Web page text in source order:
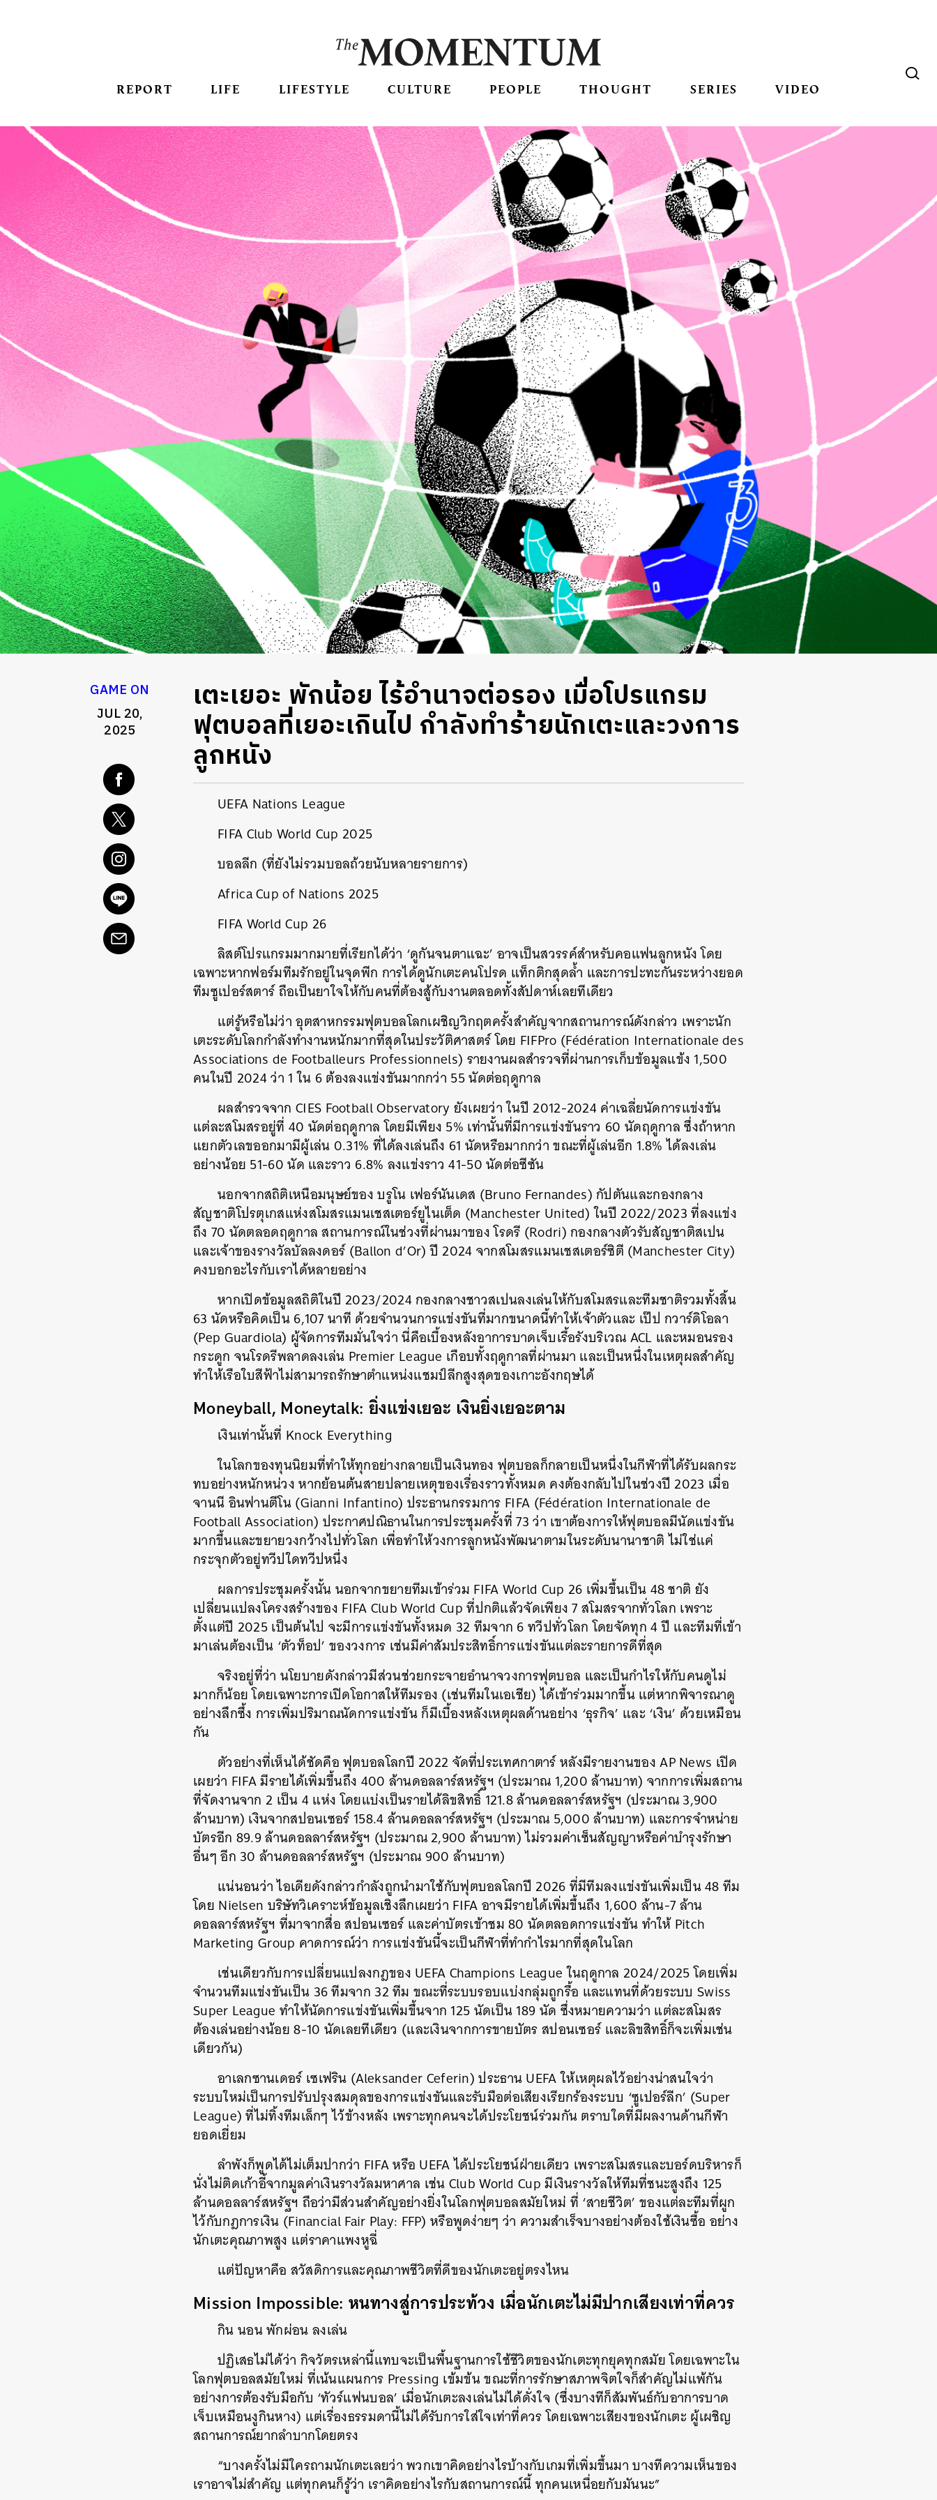
REPORT LIFE LIFESTYLE CULTURE PEOPLE THOUGHT SERIES VIDEO
GAME ON
JUL 20,
2025
เตะเยอะ พักน้อย ไร้อำนาจต่อรอง เมื่อโปรแกรม
ฟุตบอลที่เยอะเกินไป กำลังทำร้ายนักเตะและวงการ
ลูกหนัง
UEFA Nations League
FIFAClub World Cup 2025
บอลลีก (ที่ยังไม่รวมบอลถ้วยนับหลายรายการ)
Africa Cup of Nations 2025
FIFA World Cup 26
ลิสต์โปรแกรมมากมายที่เรียกได้ว่า ‘ดูกันจนตาแฉะ’ อาจเป็นสวรรค์สำหรับคอแฟนลูกหนัง โดย
เฉพาะหากฟอร์มทีมรักอยู่ในจุดพีก การได้ดูนักเตะคนโปรด แท็กติกสุดล้ำ และการปะทะกันระหว่างยอด
ทีมซูเปอร์สตาร์ ถือเป็นยาใจให้กับคนที่ต้องสู้กับงานตลอดทั้งสัปดาห์เลยทีเดียว
แต่รู้หรือไม่ว่า อุตสาหกรรมฟุตบอลโลกเผชิญวิกฤตครั้งสำคัญจากสถานการณ์ดังกล่าว เพราะนัก
เตะระดับโลกกำลังทำงานหนักมากที่สุดในประวัติศาสตร์ โดย FIFPro (Fédération Internationale des
Associations de Footballeurs Professionnels) รายงานผลสำรวจที่ผ่านการเก็บข้อมูลแข้ง 1,500
คนในปี 2024 ว่า 1 ใน 6 ต้องลงแข่งขันมากกว่า 55 นัดต่อฤดูกาล
ผลสำรวจจาก CIES Football Observatory ยังเผยว่า ในปี 2012-2024 ค่าเฉลี่ยนัดการแข่งขัน
แต่ละสโมสรอยู่ที่ 40 นัดต่อฤดูกาล โดยมีเพียง 5% เท่านั้นที่มีการแข่งขันราว 60 นัดฤดูกาล ซึ่งถ้าหาก
แยกตัวเลขออกมามีผู้เล่น 0.31% ที่ได้ลงเล่นถึง 61 นัดหรือมากกว่า ขณะที่ผู้เล่นอีก 1.8% ได้ลงเล่น
อย่างน้อย 51-60 นัด และราว 6.8% ลงแข่งราว 41-50 นัดต่อซีซัน
นอกจากสถิติเหนือมนุษย์ของ บรูโน เฟอร์นันเดส​ (Bruno Fernandes) กัปตันและกองกลาง
สัญชาติโปรตุเกสแห่งสโมสรแมนเชสเตอร์ยูไนเต็ด (Manchester United) ในปี 2022/2023 ที่ลงแข่ง
ถึง 70 นัดตลอดฤดูกาล สถานการณ์ในช่วงที่ผ่านมาของ โรดรี (Rodri) กองกลางตัวรับสัญชาติสเปน
และเจ้าของรางวัลบัลลงดอร์ (Ballon d’Or) ปี 2024 จากสโมสรแมนเชสเตอร์ซิตี (Manchester City)
คงบอกอะไรกับเราได้หลายอย่าง
หากเปิดข้อมูลสถิติในปี 2023/2024 กองกลางชาวสเปนลงเล่นให้กับสโมสรและทีมชาติรวมทั้งสิ้น
63 นัดหรือคิดเป็น 6,107 นาที ด้วยจำนวนการแข่งขันที่มากขนาดนี้ทำให้เจ้าตัวและ เป๊ป กวาร์ดิโอลา
(Pep Guardiola) ผู้จัดการทีมมั่นใจว่า นี่คือเบื้องหลังอาการบาดเจ็บเรื้อรังบริเวณ ACL และหมอนรอง
กระดูก จนโรดรีพลาดลงเล่น Premier League เกือบทั้งฤดูกาลที่ผ่านมา และเป็นหนึ่งในเหตุผลสำคัญ
ทำให้เรือใบสีฟ้าไม่สามารถรักษาตำแหน่งแชมป์ลีกสูงสุดของเกาะอังกฤษได้
Moneyball, Moneytalk: ยิ่งแข่งเยอะ เงินยิ่งเยอะตาม
เงินเท่านั้นที่ Knock Everything
ในโลกของทุนนิยมที่ทำให้ทุกอย่างกลายเป็นเงินทอง ฟุตบอลก็กลายเป็นหนึ่งในกีฬาที่ได้รับผลกระ
ทบอย่างหนักหน่วง หากย้อนต้นสายปลายเหตุของเรื่องราวทั้งหมด คงต้องกลับไปในช่วงปี 2023 เมื่อ
จานนี อินฟานตีโน (Gianni Infantino) ประธานกรรมการ FIFA (Fédération Internationale de
Football Association) ประกาศปณิธานในการประชุมครั้งที่ 73 ว่า เขาต้องการให้ฟุตบอลมีนัดแข่งขัน
มากขึ้นและขยายวงกว้างไปทั่วโลก เพื่อทำให้วงการลูกหนังพัฒนาตามในระดับนานาชาติ ไม่ใช่แค่
กระจุกตัวอยู่ทวีปใดทวีปหนึ่ง
ผลการประชุมครั้งนั้น นอกจากขยายทีมเข้าร่วม FIFA World Cup 26 เพิ่มขึ้นเป็น 48 ชาติ ยัง
เปลี่ยนแปลงโครงสร้างของ FIFA Club World Cup ที่ปกติแล้วจัดเพียง 7 สโมสรจากทั่วโลก เพราะ
ตั้งแต่ปี 2025 เป็นต้นไป จะมีการแข่งขันทั้งหมด 32 ทีมจาก 6 ทวีปทั่วโลก โดยจัดทุก 4 ปี และทีมที่เข้า
มาเล่นต้องเป็น ‘ตัวท็อป’ ของวงการ เช่นมีค่าสัมประสิทธิ์การแข่งขันแต่ละรายการดีที่สุด
จริงอยู่ที่ว่า นโยบายดังกล่าวมีส่วนช่วยกระจายอำนาจวงการฟุตบอล และเป็นกำไรให้กับคนดูไม่
มากก็น้อย โดยเฉพาะการเปิดโอกาสให้ทีมรอง (เช่นทีมในเอเชีย) ได้เข้าร่วมมากขึ้น แต่หากพิจารณาดู
อย่างลึกซึ้ง การเพิ่มปริมาณนัดการแข่งขัน ก็มีเบื้องหลังเหตุผลด้านอย่าง ‘ธุรกิจ’ และ ‘เงิน’ ด้วยเหมือน
กัน
ตัวอย่างที่เห็นได้ชัดคือ ฟุตบอลโลกปี 2022 จัดที่ประเทศกาตาร์ หลังมีรายงานของ AP News เปิด
เผยว่า FIFA มีรายได้เพิ่มขึ้นถึง 400 ล้านดอลลาร์สหรัฐฯ (ประมาณ 1,200 ล้านบาท) จากการเพิ่มสถาน
ที่จัดงานจาก 2 เป็น 4 แห่ง โดยแบ่งเป็นรายได้ลิขสิทธิ์ 121.8 ล้านดอลลาร์สหรัฐฯ (ประมาณ 3,900
ล้านบาท) เงินจากสปอนเซอร์ 158.4 ล้านดอลลาร์สหรัฐฯ (ประมาณ 5,000 ล้านบาท) และการจำหน่าย
บัตรอีก 89.9 ล้านดอลลาร์สหรัฐฯ (ประมาณ 2,900 ล้านบาท) ไม่รวมค่าเซ็นสัญญาหรือค่าบำรุงรักษา
อื่นๆ อีก 30 ล้านดอลลาร์สหรัฐฯ (ประมาณ 900 ล้านบาท)
แน่นอนว่า ไอเดียดังกล่าวกำลังถูกนำมาใช้กับฟุตบอลโลกปี 2026 ที่มีทีมลงแข่งขันเพิ่มเป็น 48 ทีม
โดย Nielsen บริษัทวิเคราะห์ข้อมูลเชิงลึกเผยว่า FIFA อาจมีรายได้เพิ่มขึ้นถึง 1,600 ล้าน-7 ล้าน
ดอลลาร์สหรัฐฯ ที่มาจากสื่อ สปอนเซอร์ และค่าบัตรเข้าชม 80 นัดตลอดการแข่งขัน ทำให้ Pitch
Marketing Group คาดการณ์ว่า การแข่งขันนี้จะเป็นกีฬาที่ทำกำไรมากที่สุดในโลก
เช่นเดียวกับการเปลี่ยนแปลงกฎของ UEFA Champions League ในฤดูกาล 2024/2025 โดยเพิ่ม
จำนวนทีมแข่งขันเป็น 36 ทีมจาก 32 ทีม ขณะที่ระบบรอบแบ่งกลุ่มถูกรื้อ และแทนที่ด้วยระบบ Swiss
Super League ทำให้นัดการแข่งขันเพิ่มขึ้นจาก 125 นัดเป็น 189 นัด ซึ่งหมายความว่า แต่ละสโมสร
ต้องเล่นอย่างน้อย 8-10 นัดเลยทีเดียว (และเงินจากการขายบัตร สปอนเซอร์ และลิขสิทธิ์ก็จะเพิ่มเช่น
เดียวกัน)
อาเลกซานเดอร์ เซเฟริน (Aleksander Ceferin) ประธานUEFA ให้เหตุผลไว้อย่างน่าสนใจว่า
ระบบใหม่เป็นการปรับปรุงสมดุลของการแข่งขันและรับมือต่อเสียงเรียกร้องระบบ ‘ซูเปอร์ลีก’ (Super
League) ที่ไม่ทิ้งทีมเล็กๆ ไว้ข้างหลัง เพราะทุกคนจะได้ประโยชน์ร่วมกัน ตราบใดที่มีผลงานด้านกีฬา
ยอดเยี่ยม
ลำพังก็พูดได้ไม่เต็มปากว่า FIFA หรือ UEFA ได้ประโยชน์ฝ่ายเดียว เพราะสโมสรและบอร์ดบริหารก็
นั่งไม่ติดเก้าอี้จากมูลค่าเงินรางวัลมหาศาล เช่น Club World Cup มีเงินรางวัลให้ทีมที่ชนะสูงถึง 125
ล้านดอลลาร์สหรัฐฯ ถือว่ามีส่วนสำคัญอย่างยิ่งในโลกฟุตบอลสมัยใหม่ ที่ ‘สายชีวิต’ ของแต่ละทีมที่ผูก
ไว้กับกฎการเงิน (Financial Fair Play: FFP) หรือพูดง่ายๆ ว่า ความสำเร็จบางอย่างต้องใช้เงินซื้อ อย่าง
นักเตะคุณภาพสูง แต่ราคาแพงหูฉี่
แต่ปัญหาคือ สวัสดิการและคุณภาพชีวิตที่ดีของนักเตะอยู่ตรงไหน
Mission Impossible: หนทางสู่การประท้วง เมื่อนักเตะไม่มีปากเสียงเท่าที่ควร
กิน นอน พักผ่อน ลงเล่น
ปฏิเสธไม่ได้ว่า กิจวัตรเหล่านี้แทบจะเป็นพื้นฐานการใช้ชีวิตของนักเตะทุกยุคทุกสมัย โดยเฉพาะใน
โลกฟุตบอลสมัยใหม่ ที่เน้นแผนการ Pressing เข้มข้น ขณะที่การรักษาสภาพจิตใจก็สำคัญไม่แพ้กัน
อย่างการต้องรับมือกับ ‘ทัวร์แฟนบอล’ เมื่อนักเตะลงเล่นไม่ได้ดั่งใจ (ซึ่งบางทีก็สัมพันธ์กับอาการบาด
เจ็บเหมือนงูกินหาง) แต่เรื่องธรรมดานี้ไม่ได้รับการใส่ใจเท่าที่ควร โดยเฉพาะเสียงของนักเตะ ผู้เผชิญ
สถานการณ์ยากลำบากโดยตรง
“บางครั้งไม่มีใครถามนักเตะเลยว่า พวกเขาคิดอย่างไรบ้างกับเกมที่เพิ่มขึ้นมา บางทีความเห็นของ
เราอาจไม่สำคัญ แต่ทุกคนก็รู้ว่า เราคิดอย่างไรกับสถานการณ์นี้ ทุกคนเหนื่อยกับมันนะ”
ค้นหา
SHARE TWEET LINE EMAIL